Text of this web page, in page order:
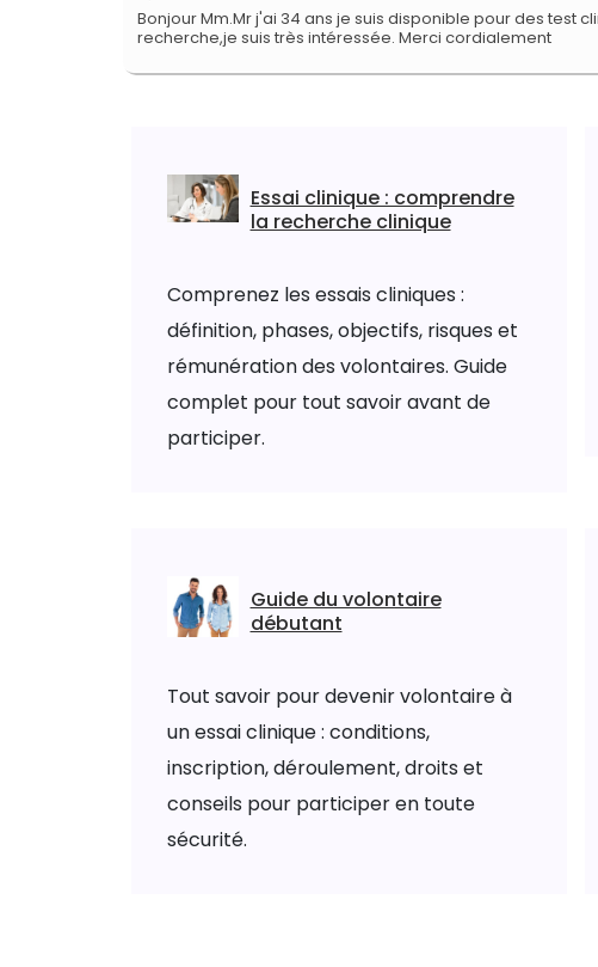
Bonjour Mm.Mr j'ai 34 ans je suis disponible pour des test
recherche,je suis très intéressée. Merci cordialement
Essai clinique : comprendre
la recherche clinique
Comprenez les essais cliniques :
définition, phases, objectifs, risques et
rémunération des volontaires. Guide
complet pour tout savoir avant de
participer.
Guide du volontaire
débutant
Tout savoir pour devenir volontaire à
un essai clinique : conditions,
inscription, déroulement, droits et
conseils pour participer en toute
sécurité.